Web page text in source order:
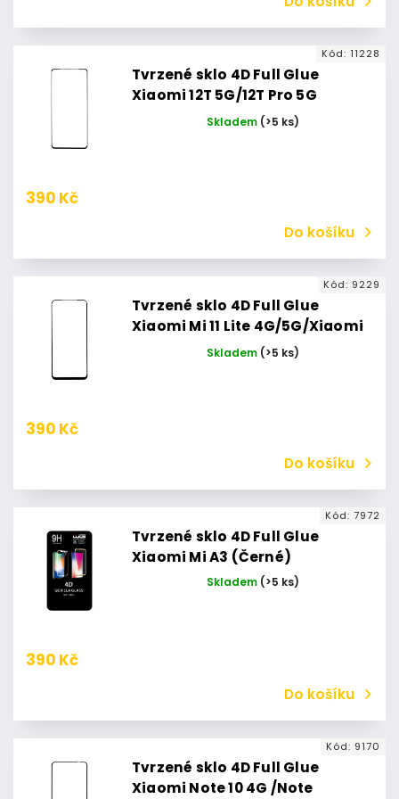
Tvrzené sklo 4D Full Glue
Xiaomi 12T 5G/12T Pro 5G
Skladem (>5 ks)
390 Kč
Do košíku
Kód: 11228
Tvrzené sklo 4D Full Glue
Xiaomi Mi 11 Lite 4G/5G/Xiaomi
11 Lite 5G NE (Černé)
Skladem (>5 ks)
390 Kč
Do košíku
Kód: 9229
Tvrzené sklo 4D Full Glue
Xiaomi Mi A3 (Černé)
Skladem (>5 ks)
390 Kč
Do košíku
Kód: 7972
Tvrzené sklo 4D Full Glue
Xiaomi Note 10 4G /Note
Kód: 9170